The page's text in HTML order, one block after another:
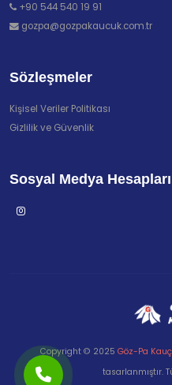
+90 544 540 19 91
gozpa@gozpakaucuk.com.tr
Sözleşmeler
Kişisel Veriler Politikası
Gizlilik ve Güvenlik
Sosyal Medya
Copyright © 2025 Göz-Pa
tasarlanmıştır.